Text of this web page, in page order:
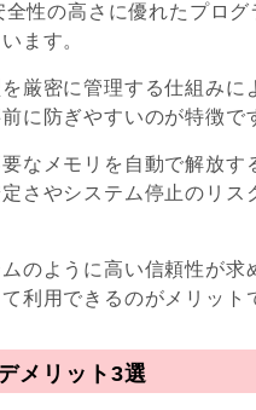
性の高さに優れたプログ
ます。
厳密に管理する仕組みに
に防ぎやすいのが特徴で
なメモリを自動で解放す
さやシステム停止のリス
のように高い信頼性が求
利用できるのがメリット
メリット3選